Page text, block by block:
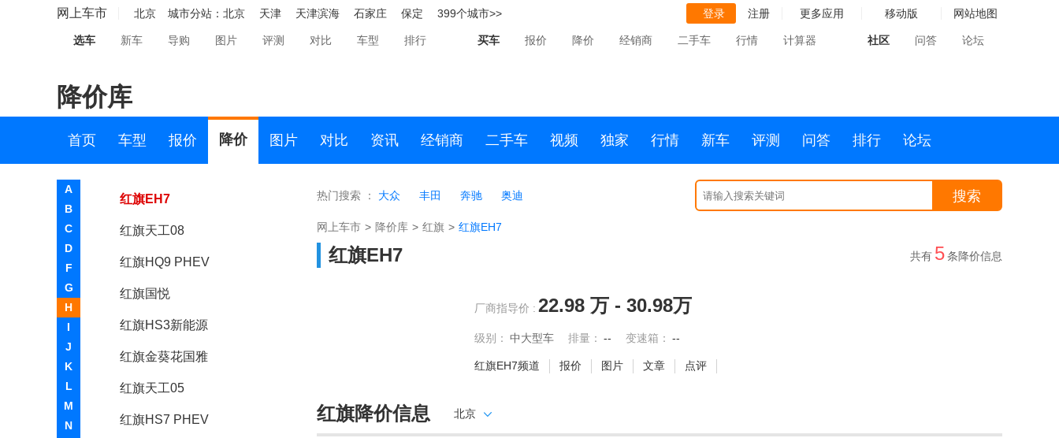
网上车市 北京 城市分站： 北京 天津 天津滨海 石家庄 保定 399个城市>> 登录 注册 更多应用 移动版 网站地图
选车 新车 导购 图片 评测 对比 车型 排行 买车 报价 降价 经销商 二手车 行情 计算器 社区 问答 论坛
降价库
首页 车型 报价 降价 图片 对比 资讯 经销商 二手车 视频 独家 行情 新车 评测 问答 排行 论坛
A
B
C
D
F
G
H
I
J
K
L
M
N
红旗S9
红旗HQ9
红旗H6
红旗HS3
红旗H5
红旗EH7
红旗天工08
红旗HQ9 PHEV
红旗国悦
红旗HS3新能源
红旗金葵花国雅
红旗天工05
红旗HS7 PHEV
热门搜索 ： 大众 丰田 奔驰 奥迪 搜索
网上车市 > 降价库 > 红旗 > 红旗EH7
红旗EH7 共有 5条降价信息
厂商指导价 : 22.98 万 - 30.98万
级别： 中大型车 排量： -- 变速箱： --
红旗EH7频道 报价 图片 文章 点评
红旗降价信息 北京